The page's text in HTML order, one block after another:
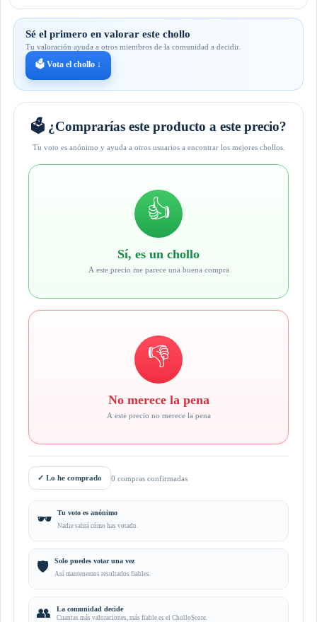
Sé el primero en valorar este chollo
Tu valoración ayuda a otros miembros de la comunidad a decidir.
🗳️ Vota el chollo ↓
🗳️ ¿Comprarías este producto a este precio?
Tu voto es anónimo y ayuda a otros usuarios a encontrar los mejores chollos.
👍
Sí, es un chollo
A este precio me parece una buena compra
👎
No merece la pena
A este precio no merece la pena
✓ Lo he comprado 0 compras confirmadas
🕶️ Tu voto es anónimo
Nadie sabrá cómo has votado.
🛡️ Solo puedes votar una vez
Así mantenemos resultados fiables.
👥 La comunidad decide
Cuantas más valoraciones, más fiable es el CholloScore.